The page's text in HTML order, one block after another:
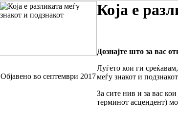
Објавено во септември 2017
Која е
Дознајте што за вас
Луѓето кои ги
меѓу знакот и
За сите нив и за вас
терминот асцендент)